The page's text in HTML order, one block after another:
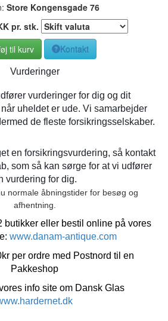
Store Kongensgade 76
pr. stk.
til kurv
Kontakt
Vurderinger
vurderinger for dig og dit
uheldet er ude. Vi samarbejder
de fleste forsikringsselskaber.
en forsikringsvurdering, så kontakt
som så kan sørge for at vi udfører
vurdering for dig.
normale åbningstider for besøg og
afhentning.
butikker eller bestil online på vores
www.danam-antique.com
per ordre med Postnord til en
Pakkeshop
info site om Dansk Glas